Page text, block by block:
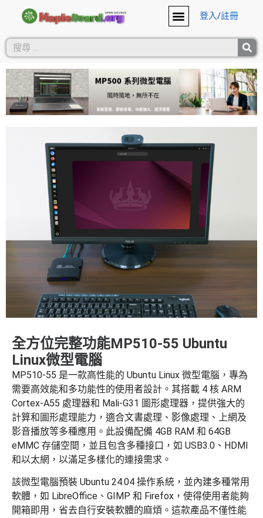
登入/註冊
全方位完整功能MP510-55 Ubuntu
Linux微型電腦
MP510-55 是一款高性能的 Ubuntu Linux 微型電腦，專為
需要高效能和多功能性的使用者設計。其搭載 4 核 ARM
Cortex-A55 處理器和 Mali-G31 圖形處理器，提供強大的
計算和圖形處理能力，適合文書處理、影像處理、上網及
影音播放等多種應用。此設備配備 4GB RAM 和 64GB
eMMC 存儲空間，並且包含多種接口，如 USB3.0、HDMI
和以太網，以滿足多樣化的連接需求。
該微型電腦預裝 Ubuntu 24.04 操作系統，並內建多種常用
軟體，如 LibreOffice、GIMP 和 Firefox，使得使用者能夠
開箱即用，省去自行安裝軟體的麻煩。這款產品不僅性能